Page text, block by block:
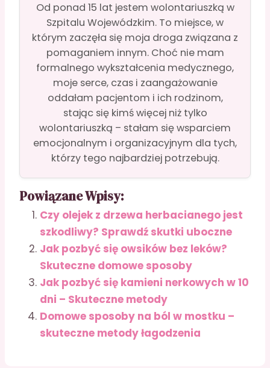
Od ponad 15 lat jestem wolontariuszką w
Szpitalu Wojewódzkim. To miejsce, w
którym zaczęła się moja droga związana z
pomaganiem innym. Choć nie mam
formalnego wykształcenia medycznego,
moje serce, czas i zaangażowanie
oddałam pacjentom i ich rodzinom,
stając się kimś więcej niż tylko
wolontariuszką – stałam się wsparciem
emocjonalnym i organizacyjnym dla tych,
którzy tego najbardziej potrzebują.
Powiązane Wpisy:
Czy olejek z drzewa herbacianego jest
szkodliwy? Sprawdź skutki uboczne
Jak pozbyć się owsików bez leków?
Skuteczne domowe sposoby
Jak pozbyć się kamieni nerkowych w 10
dni – Skuteczne metody
Domowe sposoby na ból w mostku –
skuteczne metody łagodzenia